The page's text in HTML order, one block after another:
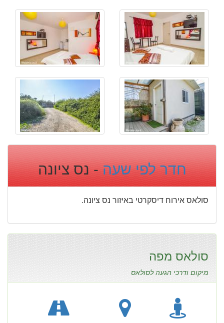
חדר לפי שעה- נס ציונה
סולאס אירוח דיסקרטי באיזור נס ציונה.
סולאס מפה
מיקום ודרכי הגעה לסולאס